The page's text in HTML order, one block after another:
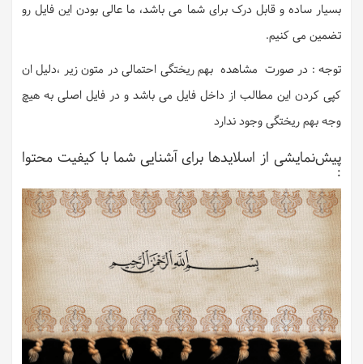
بسیار ساده و قابل درک برای شما می باشد، ما عالی بودن این فایل رو
تضمین می کنیم.
توجه : در صورت مشاهده بهم ریختگی احتمالی در متون زیر ،دلیل ان
کپی کردن این مطالب از داخل فایل می باشد و در فایل اصلی به هیچ
وجه بهم ریختگی وجود ندارد
پیش‌نمایشی از اسلایدها برای آشنایی شما با کیفیت محتوا
: